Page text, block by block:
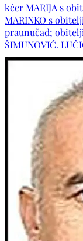
kćer MARIJA s
MARINKO s
praunučad;
ŠIMUNOVIĆ,
BRADIĆ,